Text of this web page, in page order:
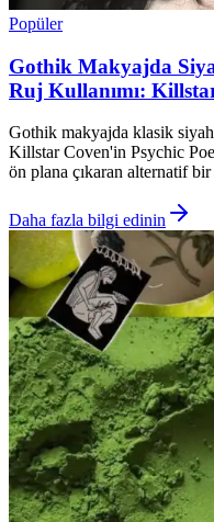
Popüler
Gothik Makyajda
Ruj Kullanımı:
Gothik makyajda klasik siyah
Killstar Coven'in Psychic
ön plana çıkaran alternatif
Daha fazla bilgi edinin